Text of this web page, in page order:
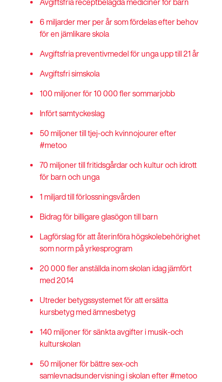
6 miljarder mer per år som fördelas efter behov
för en jämlikare skola
Avgiftsfria preventivmedel för unga upp till 21 år
Avgiftsfri simskola
100 miljoner för 10 000 fler sommarjobb
Infört samtyckeslag
50 miljoner till tjej-och kvinnojourer efter
#metoo
70 miljoner till fritidsgårdar och kultur och idrott
för barn och unga
1 miljard till förlossningsvården
Bidrag för billigare glasögon till barn
Lagförslag för att återinföra högskolebehörighet
som norm på yrkesprogram
20 000 fler anställda inom skolan idag jämfört
med 2014
Utreder betygssystemet för att ersätta
kursbetyg med ämnesbetyg
140 miljoner för sänkta avgifter i musik-och
kulturskolan
50 miljoner för bättre sex-och
samlevnadsundervisning i skolan efter #metoo